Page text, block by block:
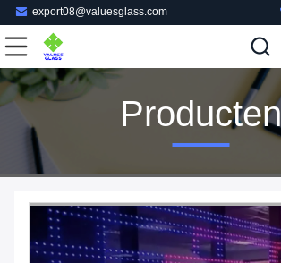
export08@valuesglass.com
Producten